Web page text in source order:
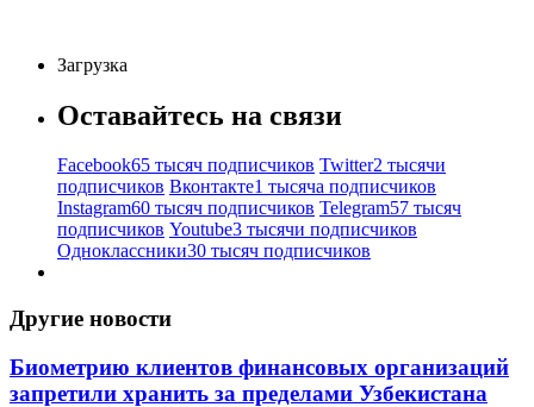
Загрузка
Оставайтесь на связи
Facebook65 тысяч подписчиков Twitter2 тысячи
подписчиков Вконтакте1 тысяча подписчиков
Instagram60 тысяч подписчиков Telegram57 тысяч
подписчиков Youtube3 тысячи подписчиков
Одноклассники30 тысяч подписчиков
Другие новости
Биометрию клиентов финансовых организаций
запретили хранить за пределами Узбекистана